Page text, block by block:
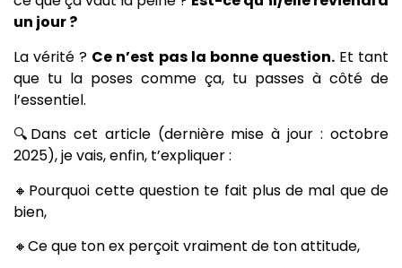
un jour ?
La vérité ? Ce n’est pas la bonne question.Et tant
que tu la poses comme ça, tu passes à côté de
l’essentiel.
🔍Dans cet article (dernière mise à jour : octobre
2025), je vais, enfin, t’expliquer :
🔸Pourquoi cette question te fait plus de mal que de
bien,
🔸Ce que ton ex perçoit vraiment de ton attitude,